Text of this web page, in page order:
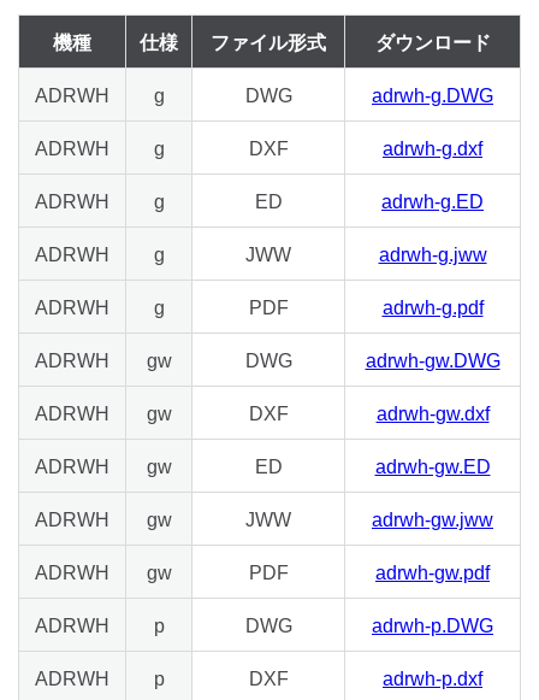
機種 仕様 ファイル形式 ダウンロード
ADRWH g DWG adrwh-g.DWG
ADRWH g DXF adrwh-g.dxf
ADRWH g ED adrwh-g.ED
ADRWH g JWW adrwh-g.jww
ADRWH g PDF adrwh-g.pdf
ADRWH gw DWG adrwh-gw.DWG
ADRWH gw DXF adrwh-gw.dxf
ADRWH gw ED adrwh-gw.ED
ADRWH gw JWW adrwh-gw.jww
ADRWH gw PDF adrwh-gw.pdf
ADRWH p DWG adrwh-p.DWG
ADRWH p DXF adrwh-p.dxf